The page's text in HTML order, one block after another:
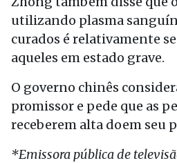
utilizando plasma
curados é relativamente
aqueles em estado grave.
O governo chinês
promissor e pede que as
receberem alta doem seu
*Emissora pública de